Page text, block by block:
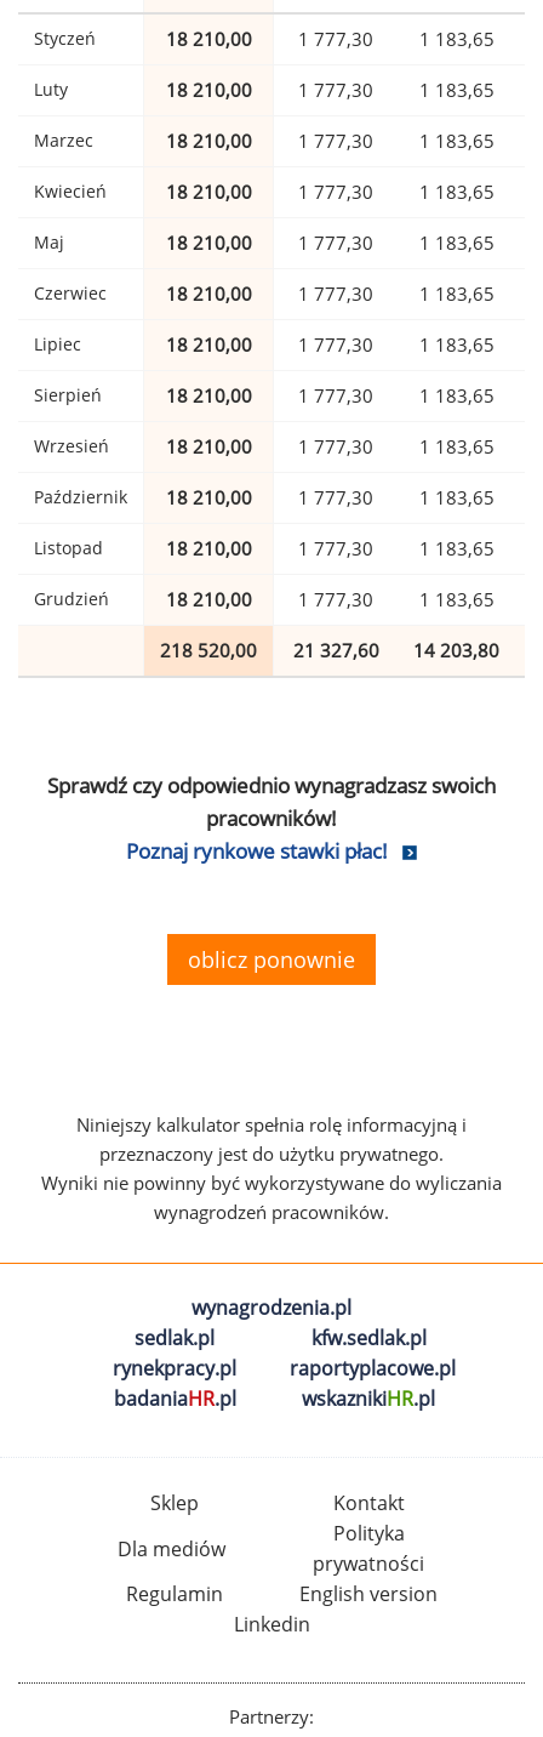
Styczeń 18 210,00 1 777,30 1 183,65
Luty 18 210,00 1 777,30 1 183,65
Marzec 18 210,00 1 777,30 1 183,65
Kwiecień 18 210,00 1 777,30 1 183,65
Maj 18 210,00 1 777,30 1 183,65
Czerwiec 18 210,00 1 777,30 1 183,65
Lipiec 18 210,00 1 777,30 1 183,65
Sierpień 18 210,00 1 777,30 1 183,65
Wrzesień 18 210,00 1 777,30 1 183,65
Październik 18 210,00 1 777,30 1 183,65
Listopad 18 210,00 1 777,30 1 183,65
Grudzień 18 210,00 1 777,30 1 183,65
218 520,00 21 327,60 14 203,80
Sprawdź czy odpowiednio wynagradzasz swoich
pracowników!
Poznaj rynkowe stawki płac!
oblicz ponownie
Niniejszy kalkulator spełnia rolę informacyjną i
przeznaczony jest do użytku prywatnego.
Wyniki nie powinny być wykorzystywane do wyliczania
wynagrodzeń pracowników.
wynagrodzenia.pl
sedlak.pl
kfw.sedlak.pl
rynekpracy.pl
raportyplacowe.pl
badaniaHR.pl wskaznikiHR.pl
Sklep
Kontakt
Dla mediów
Polityka
prywatności
Regulamin
English version
Linkedin
Partnerzy: